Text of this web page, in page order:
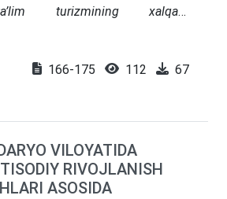
turizmining xalqaro
siyosati va universitetlarning
o‘rganildi. Shuningdek,
Scholarships”, “Study in
bo‘lgan jihatlar aniqlab
SWOT tahlil, qiyosiy va statistik
foydalanildi. Natijada
166-175 112 67
VILOYATIDA
RIVOJLANISH
ASOSIDA